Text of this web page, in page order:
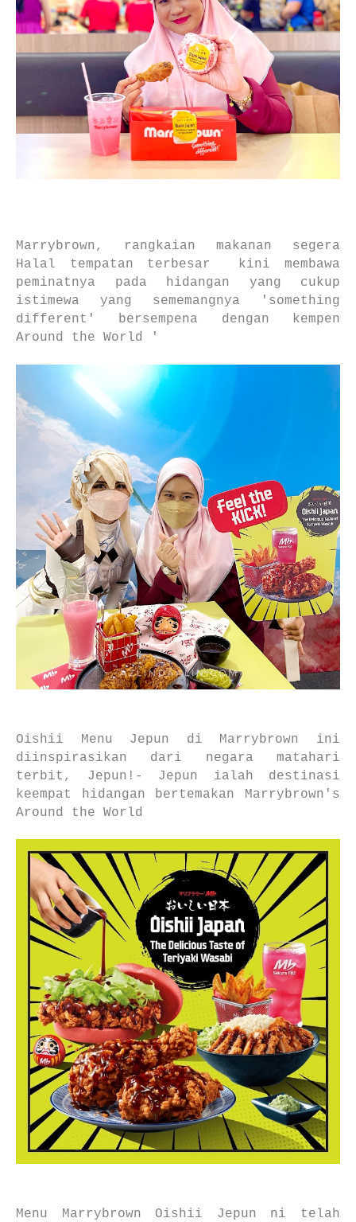
Marrybrown, rangkaian makanan segera
Halal tempatan terbesar kini membawa
peminatnya pada hidangan yang cukup
istimewa yang sememangnya 'something
different' bersempena dengan kempen
Around the World '
Oishii Menu Jepun di Marrybrown ini
diinspirasikan dari negara matahari
terbit, Jepun!- Jepun ialah destinasi
keempat hidangan bertemakan Marrybrown's
Around the World
Menu Marrybrown Oishii Jepun ni telah